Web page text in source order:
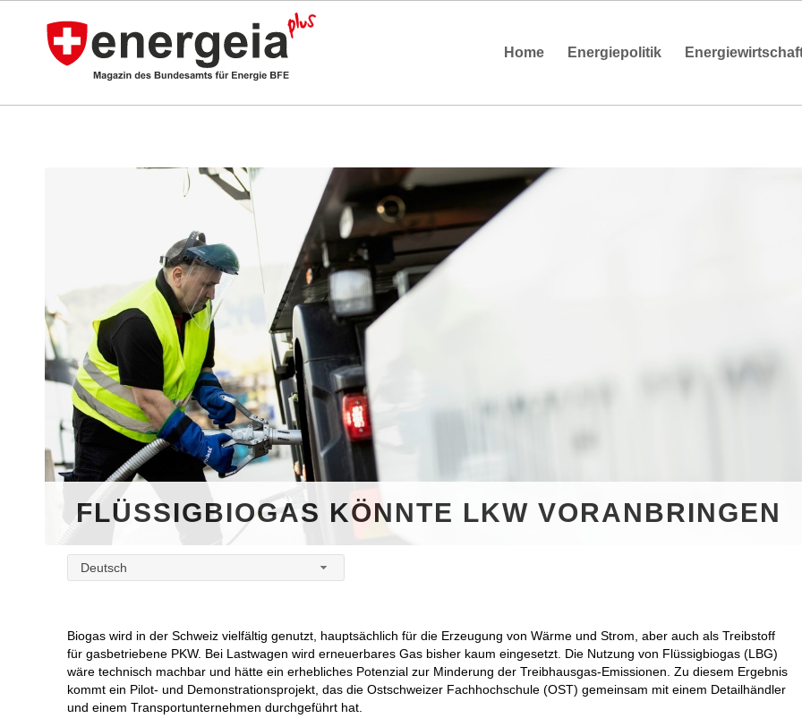
Home Energiepolitik
FLÜSSIGBIOGAS KÖNNTE LKW VORANBRINGEN
Deutsch
Biogas wird in der Schweiz vielfältig genutzt, hauptsächlich für die Erzeugung von Wärme und Strom, aber auch als Treibstoff
für gasbetriebene PKW. Bei Lastwagen wird erneuerbares Gas bisher kaum eingesetzt. Die Nutzung von Flüssigbiogas (LBG)
wäre technisch machbar und hätte ein erhebliches Potenzial zur Minderung der Treibhausgas-Emissionen. Zu diesem Ergebnis
kommt ein Pilot- und Demonstrationsprojekt, das die Ostschweizer Fachhochschule (OST) gemeinsam mit einem Detailhändler
und einem Transportunternehmen durchgeführt hat.